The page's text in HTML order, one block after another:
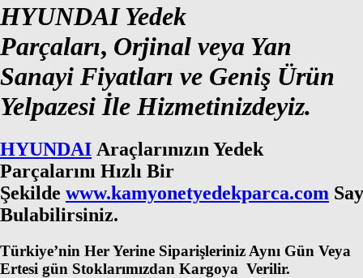
HYUNDAI Yedek
Parçaları, Orjinal veya Yan
Sanayi Fiyatları ve Geniş Ürün
Yelpazesi İle Hizmetinizdeyiz.
HYUNDAI Araçlarınızın Yedek
Parçalarını Hızlı Bir
Şekilde www.kamyonetyedekparca.com
Bulabilirsiniz.
Türkiye’nin Her Yerine Siparişleriniz Aynı Gün Veya
Ertesi gün Stoklarımızdan Kargoya Verilir.